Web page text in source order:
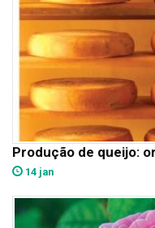
Produção de queijo:
14 jan